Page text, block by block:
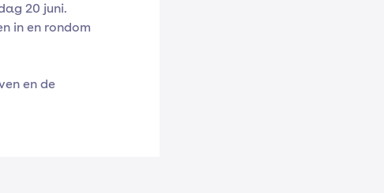
20 juni.
in en rondom
en de